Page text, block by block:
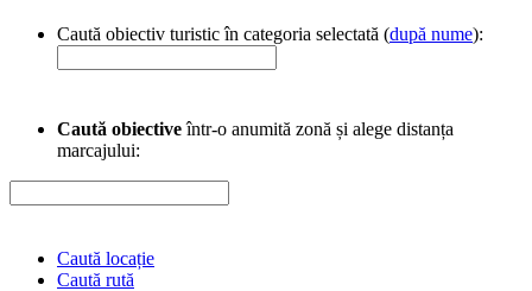
Caută obiectiv turistic în categoria selectată (după nume):
Caută obiectiveîntr-o anumită zonă și alege distanța
marcajului:
Caută locație
Caută rută